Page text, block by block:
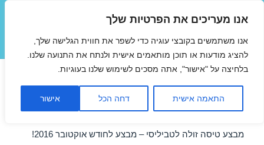
אנו מעריכים את הפרטיות שלך
אנו משתמשים בקובצי עוגיה כדי לשפר את חווית הגלישה שלך,
להציג מודעות או תוכן מותאמים אישית ולנתח את התנועה שלנו.
בלחיצה על "אישור", אתה מסכים לשימוש שלנו בעוגיות.
התאמה אישית דחה הכל אישור
תפריטים
ווידג'טים
טיסות לטביליסי באוקטובר
09/10/2016
מבצע טיסה זולה לטביליסי – מבצע לחודש אוקטובר 2016!